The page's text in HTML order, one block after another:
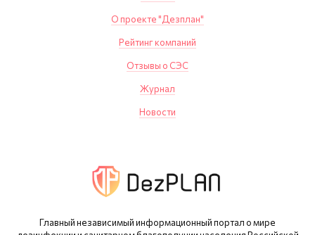
Главный независимый информационный портал о мире
О проекте "Дезплан"
Рейтинг компаний
Отзывы о СЭС
Журнал
Новости